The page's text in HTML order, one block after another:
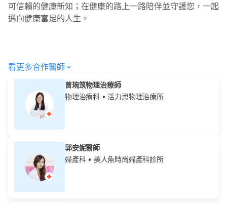
可信賴的健康新知；在健康的路上一路陪伴並守護您，一起
邁向健康富足的人生。
看更多合作醫師
曾琬筑物理治療師
物理治療科 • 活力思物理治療所
郭安妮醫師
婦產科• 美人魚時尚婦產科診所